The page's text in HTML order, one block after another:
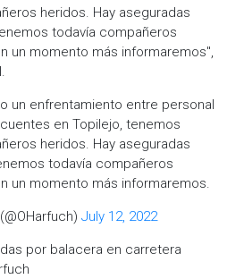
heridos. Hay aseguradas
todavía compañeros
un momento más informaremos",
un enfrentamiento entre personal
en Topilejo, tenemos
heridos. Hay aseguradas
todavía compañeros
un momento más informaremos.
July 12, 2022
por balacera en carretera